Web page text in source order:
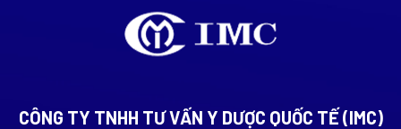
CÔNG TY TNHH TƯ VẤN Y DƯỢC QUỐC TẾ (IMC)